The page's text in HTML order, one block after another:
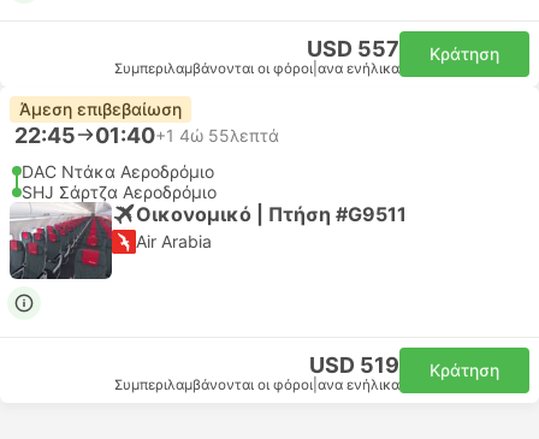
USD 557
Συμπεριλαμβάνονται οι φόροι ανα ενήλικα
Κράτηση
Άμεση επιβεβαίωση
22:45 01:40+1 4ώ 55λεπτά
DAC Ντάκα Αεροδρόμιο
SHJ Σάρτζα Αεροδρόμιο
Οικονομικό | Πτήση #G9511
Air Arabia
USD 519
Συμπεριλαμβάνονται οι φόροι ανα ενήλικα
Κράτηση